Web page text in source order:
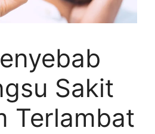
Sakit
Terlambat